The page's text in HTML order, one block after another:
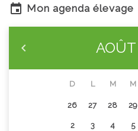
Mon agenda élevage
AOÛT
D L M M
26 27 28 29
2 3 4 5